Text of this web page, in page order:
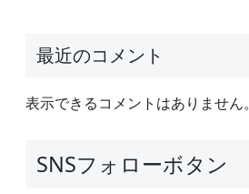
最近のコメント
表示できるコメントはありません。
SNSフォローボタン